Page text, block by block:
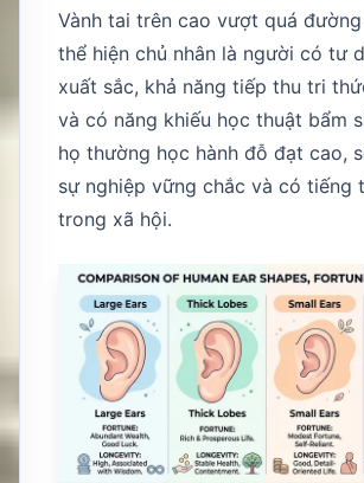
Vành tai trên cao vượt quá
thể hiện chủ nhân là người có tư
xuất sắc, khả năng tiếp thu tri
và có năng khiếu học thuật bẩm
họ thường học hành đỗ đạt cao,
sự nghiệp vững chắc và có tiếng
trong xã hội.